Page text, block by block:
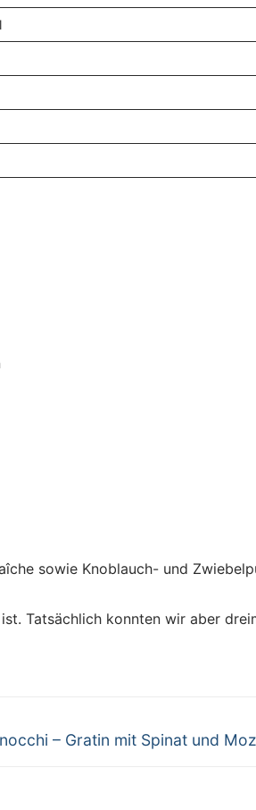
sowie Knoblauch- und
Tatsächlich konnten wir aber
– Gratin mit Spinat und